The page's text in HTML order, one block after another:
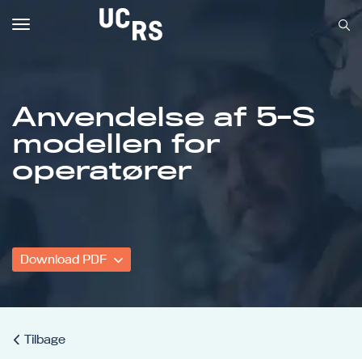
Om UCRS
Bliv faglært
Anvendelse af 5-S
modellen for
operatører
Download PDF
Tilbage